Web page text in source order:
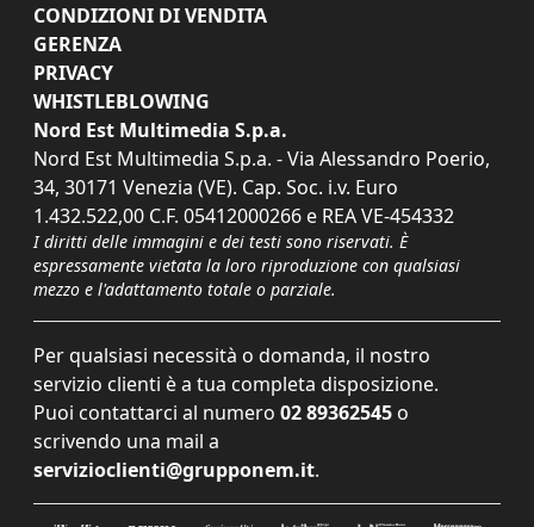
CONDIZIONI DI VENDITA
GERENZA
PRIVACY
WHISTLEBLOWING
Nord Est Multimedia S.p.a.
Nord Est Multimedia S.p.a. - Via Alessandro Poerio,
34, 30171 Venezia (VE). Cap. Soc. i.v. Euro
1.432.522,00 C.F. 05412000266 e REA VE-454332
I diritti delle immagini e dei testi sono riservati. È
espressamente vietata la loro riproduzione con qualsiasi
mezzo e l'adattamento totale o parziale.
Per qualsiasi necessità o domanda, il nostro
servizio clienti è a tua completa disposizione.
Puoi contattarci al numero 02 89362545 o
scrivendo una mail a
servizioclienti@grupponem.it.